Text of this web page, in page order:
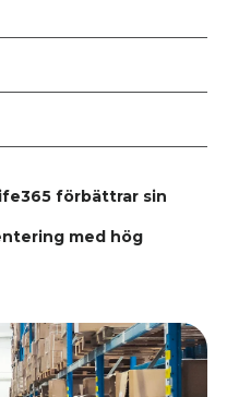
förbättrar sin
med hög